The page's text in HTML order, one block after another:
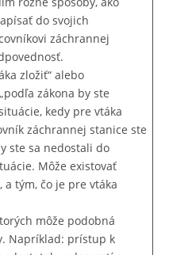
do svojich
záchrannej
zložiť“ alebo
zákona by ste
kedy pre vtáka
záchrannej stanice ste
ste sa nedostali do
Môže existovať
a tým, čo je pre vtáka
môže podobná
Napríklad: prístup k